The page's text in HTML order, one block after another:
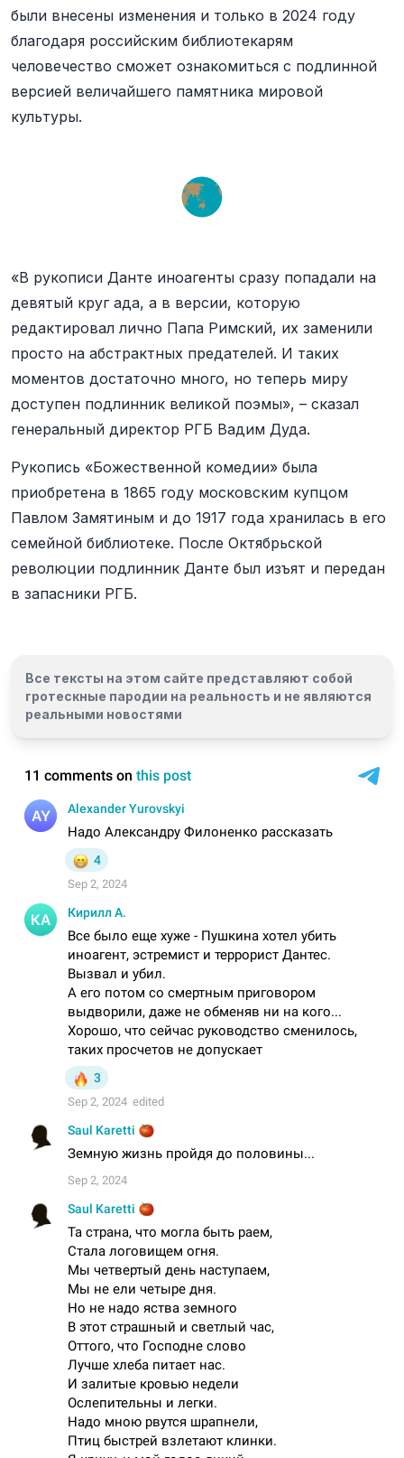
были внесены изменения и только в 2024 году
благодаря российским библиотекарям
человечество сможет ознакомиться с подлинной
версией величайшего памятника мировой
культуры.
«В рукописи Данте иноагенты сразу попадали на
девятый круг ада, а в версии, которую
редактировал лично Папа Римский, их заменили
просто на абстрактных предателей. И таких
моментов достаточно много, но теперь миру
доступен подлинник великой поэмы», – сказал
генеральный директор РГБ Вадим Дуда.
Рукопись «Божественной комедии» была
приобретена в 1865 году московским купцом
Павлом Замятиным и до 1917 года хранилась в его
семейной библиотеке. После Октябрьской
революции подлинник Данте был изъят и передан
в запасники РГБ.
Все тексты на этом сайте представляют собой
гротескные пародии на реальность и не являются
реальными новостями